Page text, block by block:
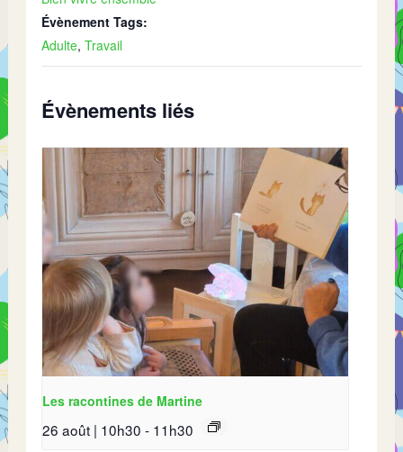
Évènement Tags:
Adulte,Travail
Évènements liés
Les racontines de Martine
26 août | 10h30 - 11h30